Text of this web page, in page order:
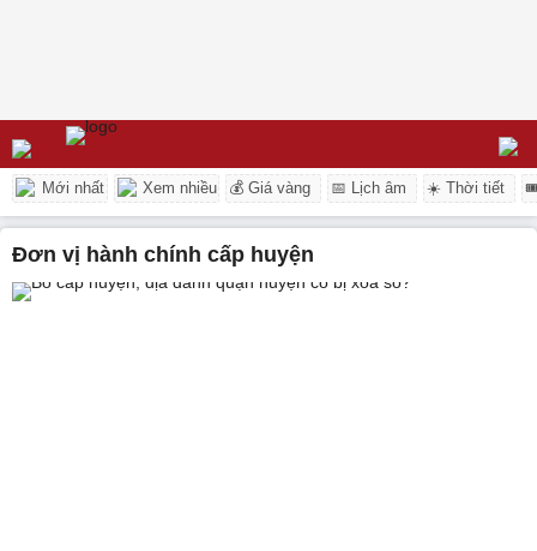
Mới nhất Xem nhiều 💰 Giá vàng 📅 Lịch âm ☀️ Thời tiết
đơn vị hành chính cấp huyện